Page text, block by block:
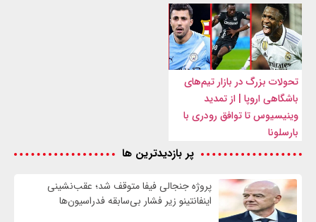
تحولات بزرگ در بازار تیم‌های
باشگاهی اروپا | از تمدید
وینیسیوس تا توافق رودری با
بارسلونا
پر بازدیدترین ها
پروژه جنجالی فیفا متوقف شد؛ عقب‌نشینی
اینفانتینو زیر فشار بی‌سابقه فدراسیون‌ها